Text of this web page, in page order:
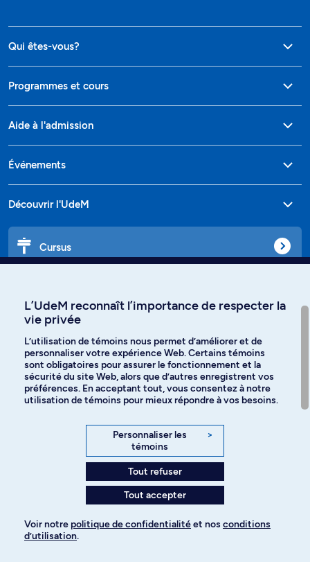
Qui êtes-vous?
Programmes et cours
Aide à l'admission
Événements
Découvrir l'UdeM
Cursus
Langues
Facebook Instagram
YouTube
Politique de confidentialité
L’UdeM reconnaît l’importance de respecter la
vie privée
L’utilisation de témoins nous permet d’améliorer et de
personnaliser votre expérience Web. Certains témoins
sont obligatoires pour assurer le fonctionnement et la
sécurité du site Web, alors que d’autres enregistrent vos
préférences. En acceptant tout, vous consentez à notre
utilisation de témoins pour mieux répondre à vos besoins.
Personnaliser les
témoins
>
Tout refuser
Tout accepter
Voir notre politique de confidentialitéet nos conditions
d’utilisation.